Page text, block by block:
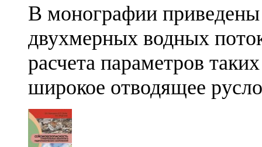
В монографии
двухмерных водных
расчета параметров
широкое отводящее